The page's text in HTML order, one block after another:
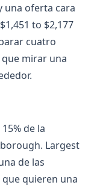
una oferta cara
to $2,177
cuatro
mirar una
de la
Largest
de las
quieren una